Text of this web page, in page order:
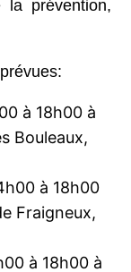
la prévention,
à 18h00 à
Bouleaux,
à 18h00
Fraigneux,
à 18h00 à